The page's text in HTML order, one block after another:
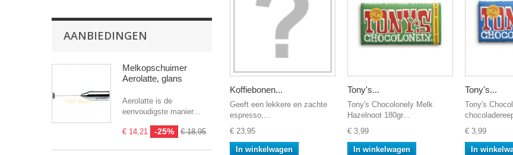
AANBIEDINGEN
Melkopschuimer
Aerolatte, glans
Aerolatte is de
eenvoudigste manier...
€ 14,21 -25% € 18,95
Koffiebonen...
Geeft een lekkere en zachte
espresso,...
€ 23,95
In winkelwagen
Tony's...
Tony's Chocolonely Melk
Hazelnoot 180gr...
€ 3,99
In winkelwagen
Tony's...
Tony's
€ 3,99
In